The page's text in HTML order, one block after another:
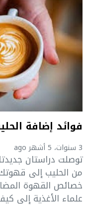
فوائد إضافة
3 سنوات، 5 أشهر ago
توصلت دراستان
من الحليب إلى
خصائص القهوة
علماء الأغذية إلى